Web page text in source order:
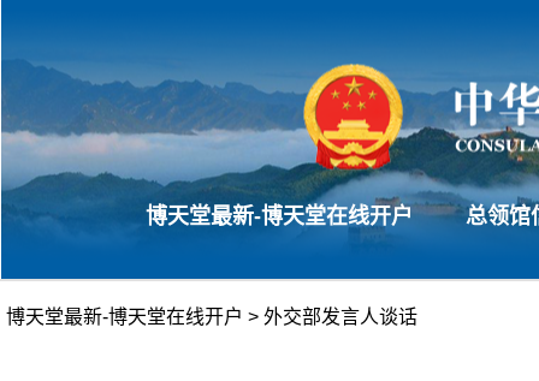
博天堂最新-博天堂在线开户 总领馆
博天堂最新-博天堂在线开户 > 外交部发言人谈话